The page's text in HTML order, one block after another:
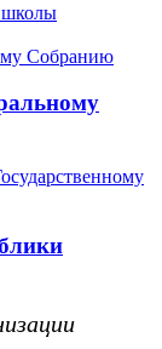
школы